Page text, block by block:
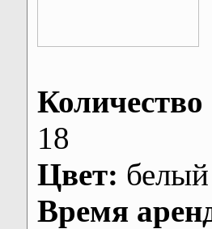
Количество
18
Цвет: белый
Время